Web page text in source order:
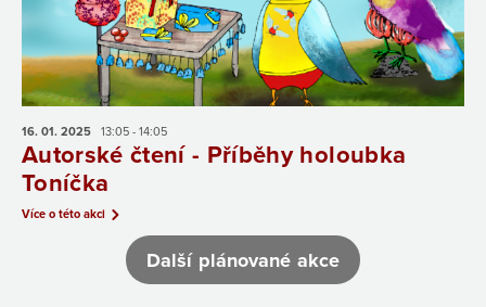
16. 01. 2025 13:05 - 14:05
Autorské čtení - Příběhy holoubka
Toníčka
Více o této akci
Další plánované akce